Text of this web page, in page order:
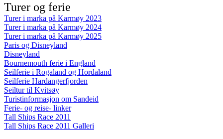
Turer og ferie
Turer i marka på Karmøy 2023
Turer i marka på Karmøy 2024
Turer i marka på Karmøy 2025
Paris og Disneyland
Disneyland
Bournemouth ferie i England
Seilferie i Rogaland og Hordaland
Seilferie Hardangerfjorden
Seiltur til Kvitsøy
Turistinformasjon om Sandeid
Ferie- og reise- linker
Tall Ships Race 2011
Tall Ships Race 2011 Galleri